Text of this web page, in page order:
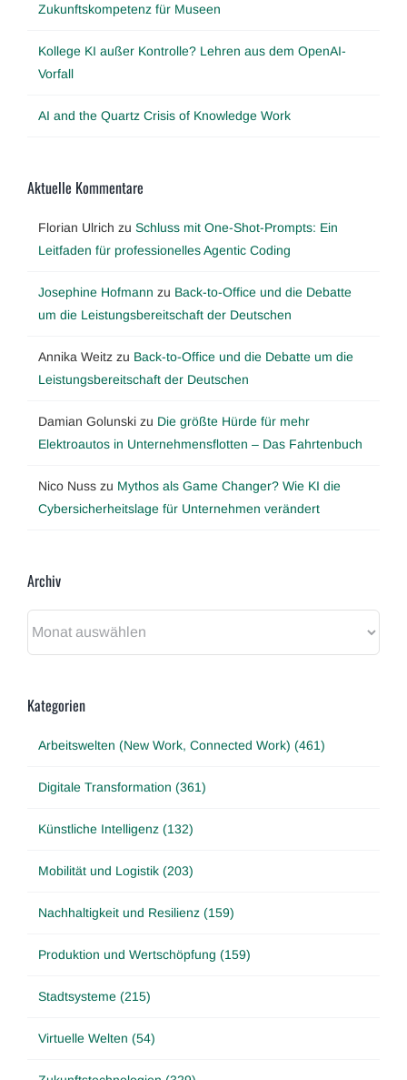
Zukunftskompetenz für Museen
Kollege KI außer Kontrolle? Lehren aus dem OpenAI-
Vorfall
AI and the Quartz Crisis of Knowledge Work
Aktuelle Kommentare
Florian Ulrich zu Schluss mit One-Shot-Prompts: Ein
Leitfaden für professionelles Agentic Coding
Josephine Hofmann zu Back-to-Office und die Debatte
um die Leistungsbereitschaft der Deutschen
Annika Weitz zu Back-to-Office und die Debatte um die
Leistungsbereitschaft der Deutschen
Damian Golunski zu Die größte Hürde für mehr
Elektroautos in Unternehmensflotten – Das Fahrtenbuch
Nico Nuss zu Mythos als Game Changer? Wie KI die
Cybersicherheitslage für Unternehmen verändert
Archiv
Kategorien
Arbeitswelten (New Work, Connected Work) (461)
Digitale Transformation (361)
Künstliche Intelligenz (132)
Mobilität und Logistik (203)
Nachhaltigkeit und Resilienz (159)
Produktion und Wertschöpfung (159)
Stadtsysteme (215)
Virtuelle Welten (54)